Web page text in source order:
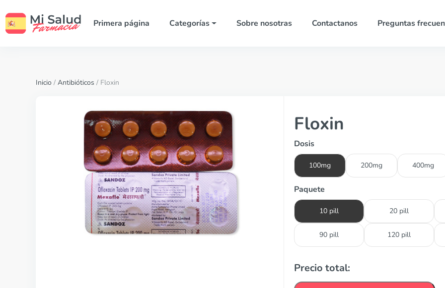
Primera página Categorías Sobre nosotras Contactanos Preguntas
Inicio / Antibióticos / Floxin
Floxin
Dosis
100mg 200mg 400mg
Paquete
10 pill 20 pill
90 pill 120 pill
Precio total: